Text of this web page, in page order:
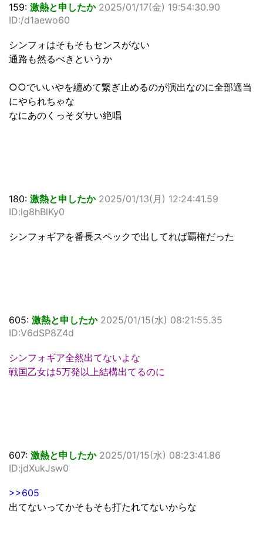
159: 激熱と申したか 2025/01/17(金) 19:54:30.90
ID:/d1aewo60
シンフォはそもそもセンスがない
通路も然るべきというか
○○でいいやを纏めて繋ぎ止めるのが演出なのに全部適当
にやられちゃな
なにあのくっそダサい絶唱
180: 激熱と申したか 2025/01/13(月) 12:24:41.59
ID:lg8hBlKy0
シンフォギアを番長スペックで出してれば覇権だった
605: 激熱と申したか 2025/01/15(水) 08:21:55.35
ID:V6dSP8Z4d
シンフォギア全然出てないよな
戦国乙女は5万発以上結構出てるのに
607: 激熱と申したか 2025/01/15(水) 08:23:41.86
ID:jdXukJsw0
>>605
出てないってかそもそも打たれてないからな